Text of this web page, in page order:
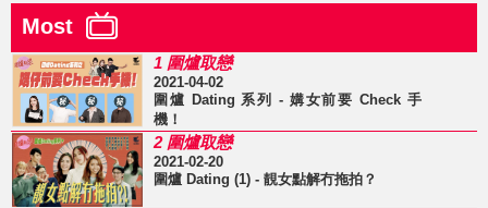
Most
1 圍爐取戀
2021-04-02
圍爐 Dating 系列 - 媾女前要 Check 手
機！
2 圍爐取戀
2021-02-20
圍爐 Dating (1) - 靚女點解冇拖拍？